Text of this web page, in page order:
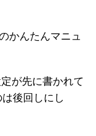
かんたんマニュ
が先に書かれて
後回しにし